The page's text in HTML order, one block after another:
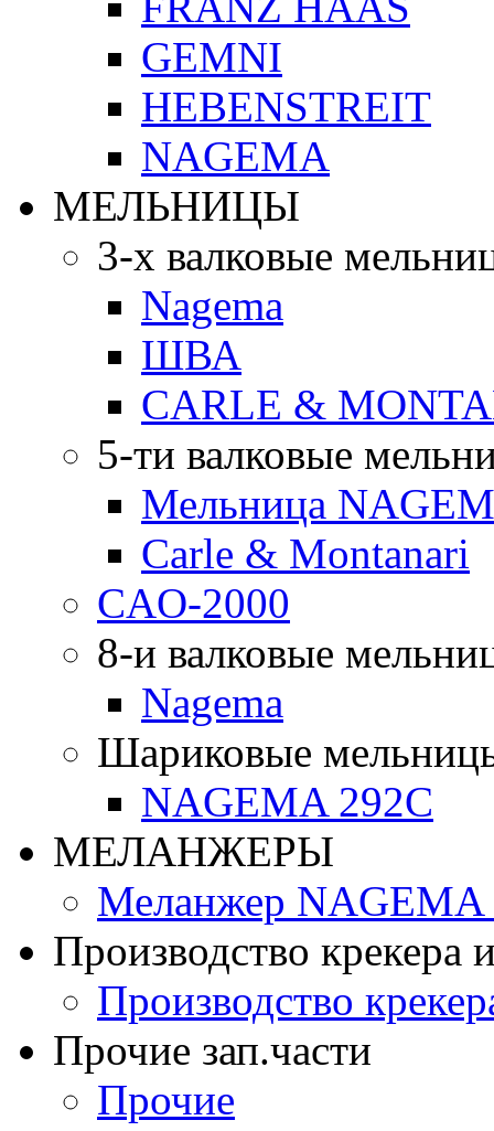
GEMNI
HEBENSTREIT
NAGEMA
МЕЛЬНИЦЫ
3-х валковые
Nagema
ШВА
CARLE &
5-ти валковые
Мельница
Carle & Montanari
CAO-2000
8-и валковые
Nagema
Шариковые
NAGEMA 292C
МЕЛАНЖЕРЫ
Меланжер NAGEMA
Производство крекера
Производство
Прочие зап.части
Прочие